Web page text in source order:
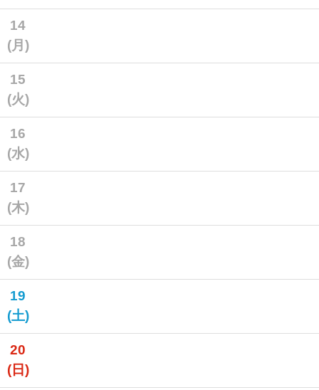
14
(月)
15
(火)
16
(水)
17
(木)
18
(金)
19
(土)
20
(日)